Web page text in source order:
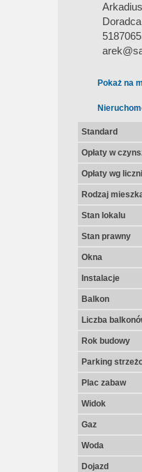
Pokaż na
Standard
Opłaty w
Opłaty wg
Rodzaj
Stan lokalu
Stan prawny
Okna
Instalacje
Balkon
Liczba
Rok budowy
Parking
Plac zabaw
Widok
Gaz
Woda
Dojazd